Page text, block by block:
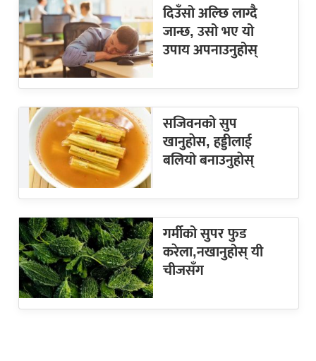
दिउँसो अल्छि लाग्दै
जान्छ, उसो भए यो
उपाय अपनाउनुहोस्
सजिवनको सुप
खानुहाेस, हड्डीलाई
बलियो बनाउनुहाेस्
गर्मीको सुपर फुड
करेला,नखानुहोस् यी
चीजसँग